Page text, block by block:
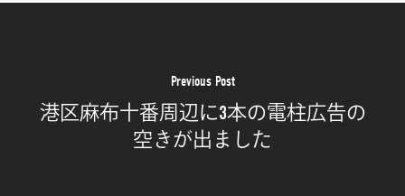
Previous Post
港区麻布十番周辺に3本の電柱広告の
空きが出ました